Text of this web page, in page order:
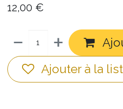
12,00 €
Ajouter à la